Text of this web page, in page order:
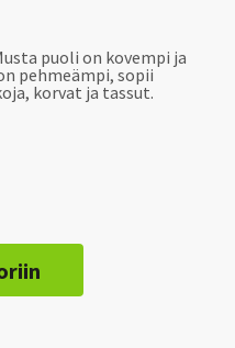
puoli on kovempi ja
pehmeämpi, sopii
korvat ja tassut.